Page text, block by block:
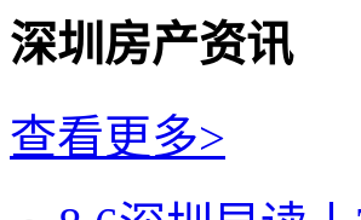
深圳房产资讯
查看更多>